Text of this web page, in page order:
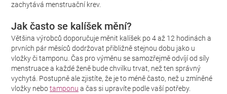
zachytává menstruační krev.
Jak často se kalíšek mění?
Většina výrobců doporučuje měnit kalíšek po 4 až 12 hodinách a
prvních pár měsíců dodržovat přibližně stejnou dobu jako u
vložky či tamponu. Čas pro výměnu se samozřejmě odvíjí od síly
menstruace a každé ženě bude chvilku trvat, než ten správný
vychytá. Postupně ale zjistíte, že je to méně často, než u zmíněné
vložky nebotamponu a čas si upravíte podle vaší potřeby.